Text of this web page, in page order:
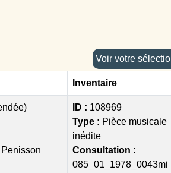
Voir votre
Inventaire
ID : 108969
Type : Pièce musicale
inédite
Consultation :
085_01_1978_0043mi